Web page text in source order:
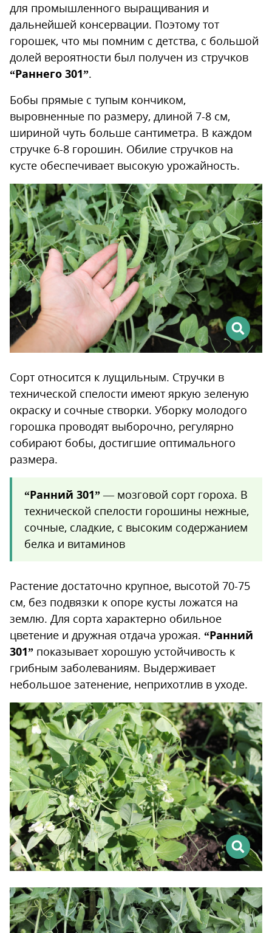
для промышленного выращивания и
дальнейшей консервации. Поэтому тот
горошек, что мы помним с детства, с большой
долей вероятности был получен из стручков
“Раннего 301”.
Бобы прямые с тупым кончиком,
выровненные по размеру, длиной 7-8 см,
шириной чуть больше сантиметра. В каждом
стручке 6-8 горошин. Обилие стручков на
кусте обеспечивает высокую урожайность.
Сорт относится к лущильным. Стручки в
технической спелости имеют яркую зеленую
окраску и сочные створки. Уборку молодого
горошка проводят выборочно, регулярно
собирают бобы, достигшие оптимального
размера.
“Ранний 301”— мозговой сорт гороха. В
технической спелости горошины нежные,
сочные, сладкие, с высоким содержанием
белка и витаминов
Растение достаточно крупное, высотой 70-75
см, без подвязки к опоре кусты ложатся на
землю. Для сорта характерно обильное
цветение и дружная отдача урожая. “Ранний
301” показывает хорошую устойчивость к
грибным заболеваниям. Выдерживает
небольшое затенение, неприхотлив в уходе.